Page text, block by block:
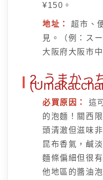
¥150。
地址：
超市、
見。（例：ス
大阪府大阪市
2. うまかっ
必買原因：
這
的泡麵！關西
頭清澈但滋味
昆布香氣，鹹
麵條偏細但很
他地區的醬油